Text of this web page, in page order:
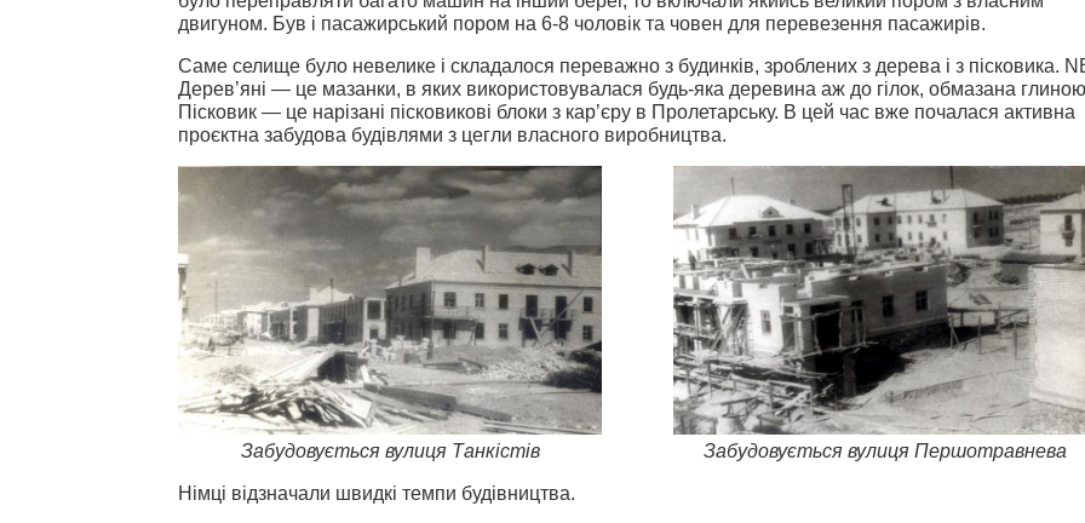
двигуном. Був і пасажирський пором на 6-8 чоловік та човен для перевезення пасажирів.
Саме селище було невелике і складалося переважно з будинків, зроблених з дерева і з пісковика.
Дерев’яні — це мазанки, в яких використовувалася будь-яка деревина аж до гілок, обмазана
Пісковик — це нарізані пісковикові блоки з кар’єру в Пролетарську. В цей час вже почалася активна
проєктна забудова будівлями з цегли власного виробництва.
Забудовується вулиця Танкістів Забудовується вулиця Першотравнева
Німці відзначали швидкі темпи будівництва.